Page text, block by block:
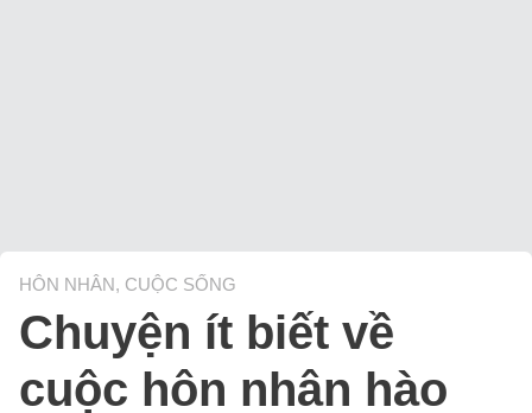
HÔN NHÂN, CUỘC SỐNG
Chuyện ít biết về
cuộc hôn nhân hào